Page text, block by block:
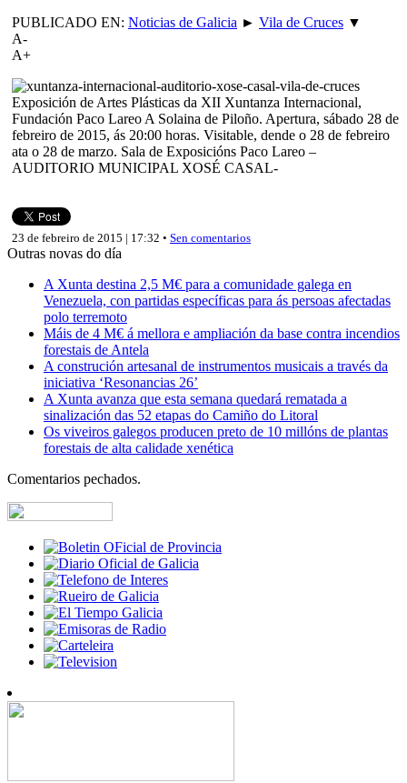
PUBLICADO EN: Noticias de Galicia ► Vila de Cruces ▼
A-
A+
Exposición de Artes Plásticas da XII Xuntanza Internacional,
Fundación Paco Lareo A Solaina de Piloño. Apertura, sábado 28 de
febreiro de 2015, ás 20:00 horas. Visitable, dende o 28 de febreiro
ata o 28 de marzo. Sala de Exposicións Paco Lareo –
AUDITORIO MUNICIPAL XOSÉ CASAL-
23 de febreiro de 2015 | 17:32 • Sen comentarios
Outras novas do día
A Xunta destina 2,5 M€ para a comunidade galega en
Venezuela, con partidas específicas para ás persoas afectadas
polo terremoto
Máis de 4 M€ á mellora e ampliación da base contra incendios
forestais de Antela
A construción artesanal de instrumentos musicais a través da
iniciativa ‘Resonancias 26’
A Xunta avanza que esta semana quedará rematada a
sinalización das 52 etapas do Camiño do Litoral
Os viveiros galegos producen preto de 10 millóns de plantas
forestais de alta calidade xenética
Comentarios pechados.